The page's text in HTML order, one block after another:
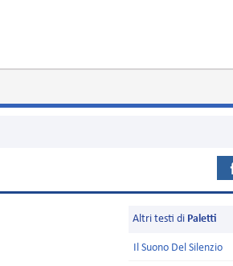
Altri testi di Paletti
Il Suono Del Silenzio